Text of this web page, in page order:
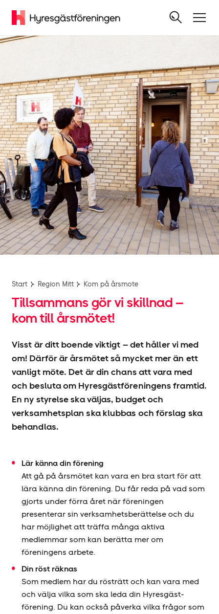
Start Region Mitt Kom på årsmote
Tillsammans gör vi skillnad –
kom till årsmötet!
Visst är ditt boende viktigt – det håller vi med
om! Därför är årsmötet så mycket mer än ett
vanligt möte. Det är din chans att vara med
och besluta om Hyresgäst­föreningens framtid.
En ny styrelse ska väljas, budget och
verksamhetsplan ska klubbas och förslag ska
behandlas.
Lär känna din förening
Att gå på årsmötet kan vara en bra start för att
lära känna din förening. Du får reda på vad som
gjorts under förra året när föreningen
presenterar sin verksamhets­berättelse och du
har möjlighet att träffa många aktiva
medlemmar som kan berätta mer om
föreningens arbete.
Din röst räknas
Som medlem har du rösträtt och kan vara med
och välja vilka som ska leda din Hyresgäst­
förening. Du kan också påverka vilka frågor som